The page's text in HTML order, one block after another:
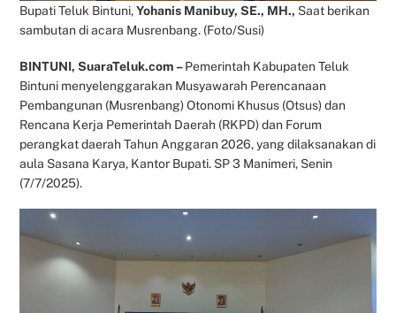
Bupati Teluk Bintuni,Yohanis Manibuy, SE., MH., Saat berikan
sambutan di acara Musrenbang. (Foto/Susi)
BINTUNI, SuaraTeluk.com –Pemerintah Kabupaten Teluk
Bintuni menyelenggarakan Musyawarah Perencanaan
Pembangunan (Musrenbang) Otonomi Khusus (Otsus) dan
Rencana Kerja Pemerintah Daerah (RKPD) dan Forum
perangkat daerah Tahun Anggaran 2026, yang dilaksanakan di
aula Sasana Karya, Kantor Bupati. SP 3 Manimeri, Senin
(7/7/2025).